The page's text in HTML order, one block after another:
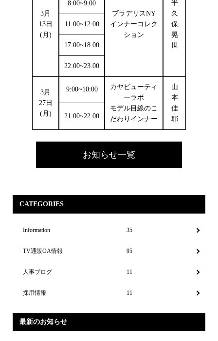
3月
13日
(月)
ブラデリスNY
インナーコレク
ション
平
久
保
晃
世
8:00~9:00
11:00~12:00
17:00~18:00
22:00~23:00
3月
27日
(月)
9:00~10:00
カヤビューティ
ーラボ
モデル目線のこ
だわりインナー
山
本
佳
耶
21:00~22:00
お知らせ一覧
CATEGORIES
Information 35
TV通販OA情報 95
人事ブログ 11
採用情報 11
最新のお知らせ